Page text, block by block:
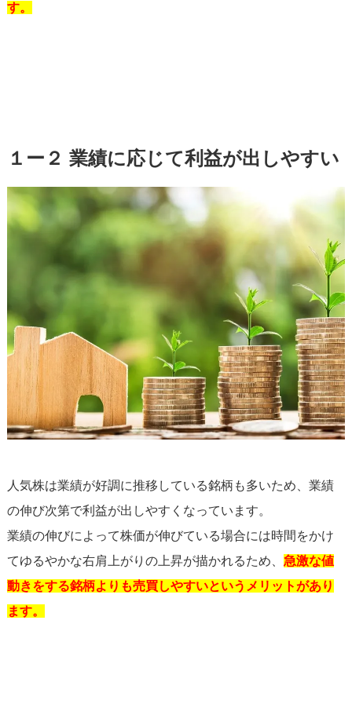
す。
１ー２ 業績に応じて利益が出しやすい
人気株は業績が好調に推移している銘柄も多いため、業績
の伸び次第で利益が出しやすくなっています。
業績の伸びによって株価が伸びている場合には時間をかけ
てゆるやかな右肩上がりの上昇が描かれるため、 急激な値
動きをする銘柄よりも売買しやすいというメリットがあり
ます。